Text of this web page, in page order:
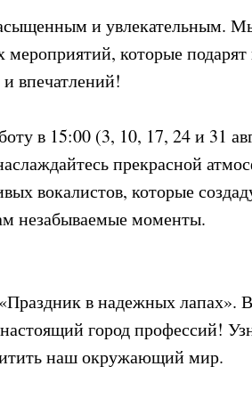
и увлекательным.
мероприятий, которые
впечатлений!
в 15:00 (3, 10, 17, 24 и 31
прекрасной
вокалистов, которые
незабываемые моменты.
в надежных лапах».
город профессий!
наш окружающий мир.